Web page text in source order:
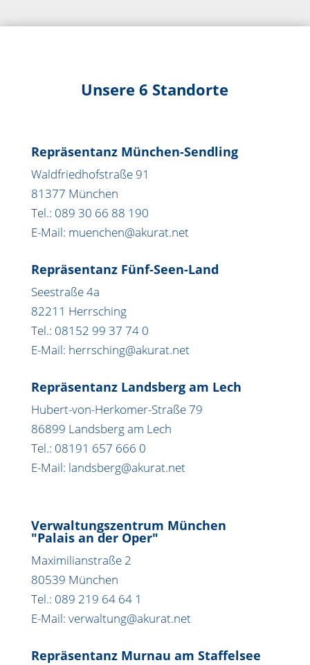
Unsere 6 Standorte
Repräsentanz München-Sendling
Waldfriedhofstraße 91
81377 München
Tel.: 089 30 66 88 190
E-Mail: muenchen@akurat.net
Repräsentanz Fünf-Seen-Land
Seestraße 4a
82211 Herrsching
Tel.: 08152 99 37 74 0
E-Mail: herrsching@akurat.net
Repräsentanz Landsberg am Lech
Hubert-von-Herkomer-Straße 79
86899 Landsberg am Lech
Tel.: 08191 657 666 0
E-Mail: landsberg@akurat.net
Verwaltungszentrum München
"Palais an der Oper"
Maximilianstraße 2
80539 München
Tel.: 089 219 64 64 1
E-Mail: verwaltung@akurat.net
Repräsentanz Murnau am Staffelsee